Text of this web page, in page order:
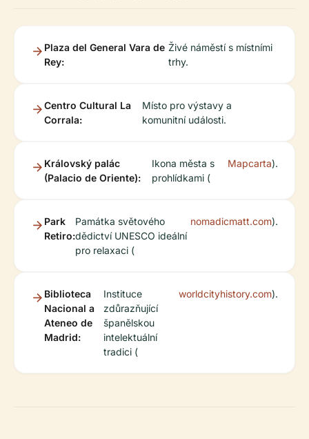
Plaza del General Vara de
Rey:
Živé náměstí s místními
trhy.
Centro Cultural La
Corrala:
Místo pro výstavy a
komunitní události.
Královský palác
(Palacio de Oriente):
Ikona města s
prohlídkami (
Mapcarta).
Park
Retiro:
Památka světového
dědictví UNESCO ideální
pro relaxaci (
nomadicmatt.com).
Biblioteca
Nacional a
Ateneo de
Madrid:
Instituce
zdůrazňující
španělskou
intelektuální
tradici (
worldcityhistory.com).